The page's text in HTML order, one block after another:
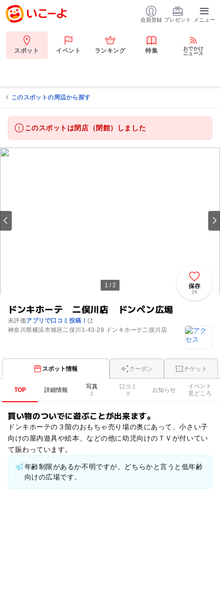
会員登録 プレゼント メニュー
スポット イベント ランキング 特集
おでかけ
ニュース
このスポットの周辺から探す
このスポットは閉店（閉館）しました
1 / 2
ドンキホーテ 二俣川店 ドンペン広場
未評価アプリで口コミ投稿！
神奈川県横浜市旭区二俣川1-43-28 ドンキホーテ二俣川店
保存
26
スポット情報 クーポン チケット
TOP 詳細情報 写真
2
口コミ
0
お知らせ
イベント
見どころ
買い物のついでに遊ぶことが出来ます。
ドンキホーテの３階のおもちゃ売り場の奥にあって、小さい子
向けの屋内遊具や絵本、などの他に幼児向けのＴＶが付いてい
て賑わっています。
年齢制限があるか不明ですが、どちらかと言うと低年齢
向けの広場です。